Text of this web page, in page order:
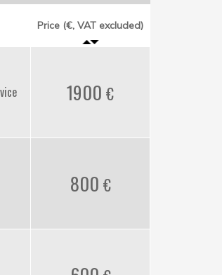
Price (€, VAT excluded)
1900
800